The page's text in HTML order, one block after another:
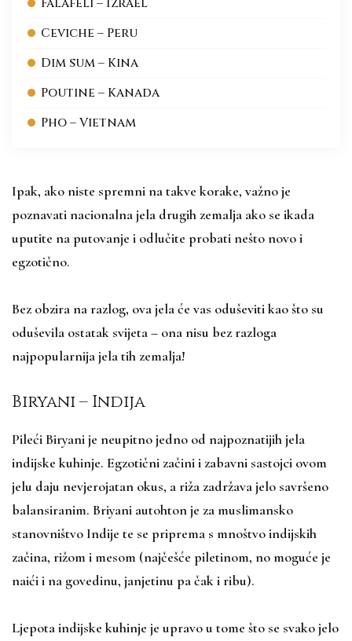
Falafeli – Izrael
Ceviche – Peru
Dim sum – Kina
Poutine – Kanada
Pho – Vietnam
Ipak, ako niste spremni na takve korake, važno je
poznavati nacionalna jela drugih zemalja ako se ikada
uputite na putovanje i odlučite probati nešto novo i
egzotično.
Bez obzira na razlog, ova jela će vas oduševiti kao što su
oduševila ostatak svijeta – ona nisu bez razloga
najpopularnija jela tih zemalja!
Biryani – Indija
Pileći Biryani je neupitno jedno od najpoznatijih jela
indijske kuhinje. Egzotični začini i zabavni sastojci ovom
jelu daju nevjerojatan okus, a riža zadržava jelo savršeno
balansiranim. Briyani autohton je za muslimansko
stanovništvo Indije te se priprema s mnoštvo indijskih
začina, rižom i mesom (najčešće piletinom, no moguće je
naići i na govedinu, janjetinu pa čak i ribu).
Ljepota indijske kuhinje je upravo u tome što se svako jelo